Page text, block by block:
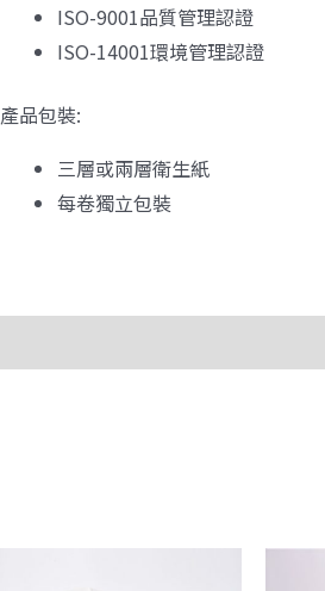
ISO-9001品質管理認證
ISO-14001環境管理認證
產品包裝:
三層或兩層衛生紙
每卷獨立包裝